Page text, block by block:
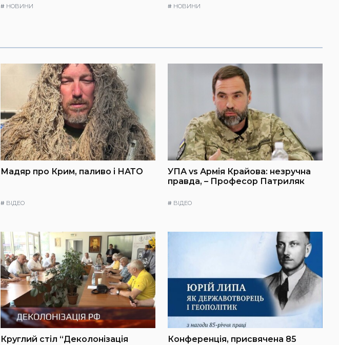
# НОВИНИ # НОВИНИ
Мадяр про Крим, паливо і НАТО
# ВІДЕО
УПА vs Армія Крайова: незручна
правда, – Професор Патриляк
# ВІДЕО
Круглий стіл “Деколонізація
Конференція, присвячена 85